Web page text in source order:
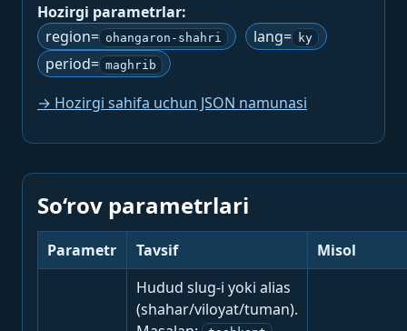
Hozirgi parametrlar:
region= ohangaron-shahri lang= ky
period= maghrib
→ Hozirgi sahifa uchun JSON namunasi
So‘rov parametrlari
Parametr Tavsif Misol
Hudud slug-i yoki alias
(shahar/viloyat/tuman).